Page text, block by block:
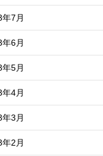
7月
6月
5月
4月
3月
2月